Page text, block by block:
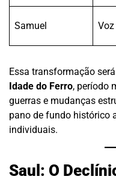
Samuel
Essa transformação
Idade do Ferro, período
guerras e mudanças
pano de fundo histórico
individuais.
Saul: O